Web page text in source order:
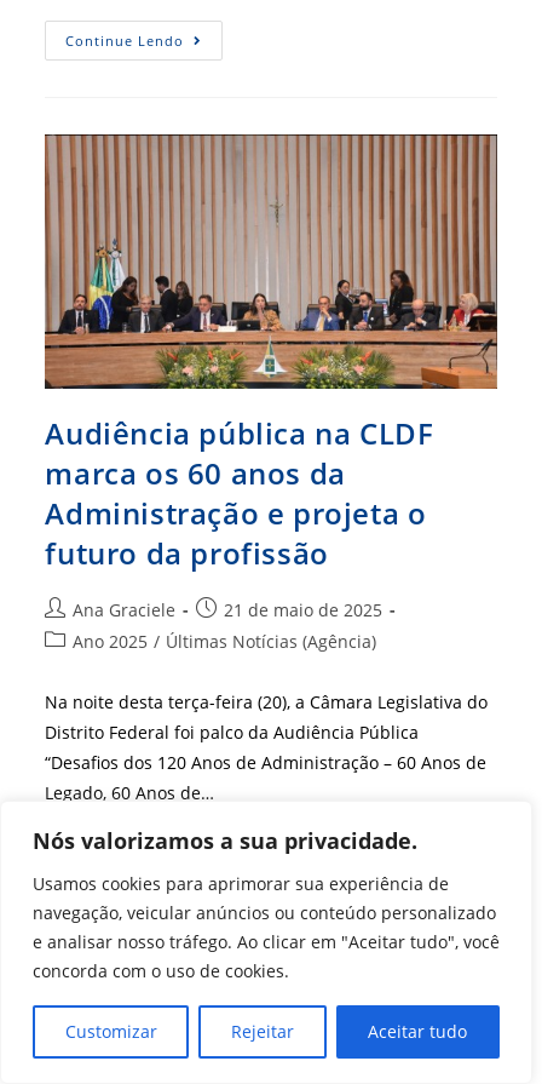
Nós valorizamos a sua privacidade.
Usamos cookies para aprimorar sua experiência de
navegação, veicular anúncios ou conteúdo personalizado
e analisar nosso tráfego. Ao clicar em "Aceitar tudo", você
concorda com o uso de cookies.
Customizar Rejeitar Aceitar tudo
Continue Lendo Palestra
Em
Gestão
Audiência pública na CLDF
marca os 60 anos da
Administração e projeta o
futuro da profissão
Autor
do
Ana Graciele
Post
publicado:
21 de maio de 2025
Categoria
post:
Ano 2025 / Últimas Notícias (Agência)
Na noite desta terça-feira (20), a Câmara Legislativa do
Distrito Federal foi palco da Audiência Pública
“Desafios dos 120 Anos de Administração – 60 Anos de
Legado, 60 Anos de…
Continue LendoAudiência
Na
CLDF
Marca
Os
60
Anos
Administração
Projeta
O